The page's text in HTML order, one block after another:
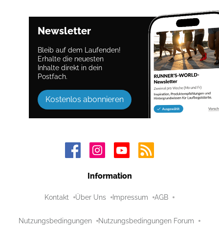
Newsletter
Bleib auf dem Laufenden!
Erhalte die neuesten
Inhalte direkt in dein
Postfach.
Kostenlos abonnieren
Information
Kontakt Über Uns Impressum AGB
Nutzungsbedingungen Nutzungsbedingungen Forum